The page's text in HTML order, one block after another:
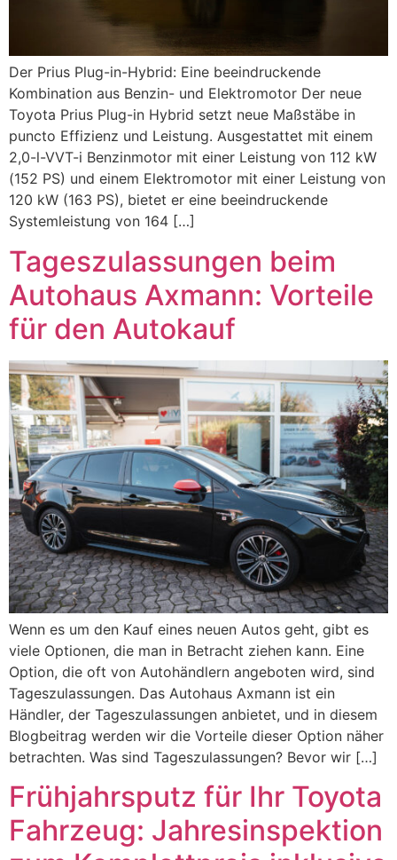
Der Prius Plug-in-Hybrid: Eine beeindruckende
Kombination aus Benzin- und Elektromotor Der neue
Toyota Prius Plug-in Hybrid setzt neue Maßstäbe in
puncto Effizienz und Leistung. Ausgestattet mit einem
2,0-l-VVT-i Benzinmotor mit einer Leistung von 112 kW
(152 PS) und einem Elektromotor mit einer Leistung von
120 kW (163 PS), bietet er eine beeindruckende
Systemleistung von 164 […]
Tageszulassungen beim
Autohaus Axmann: Vorteile
für den Autokauf
Wenn es um den Kauf eines neuen Autos geht, gibt es
viele Optionen, die man in Betracht ziehen kann. Eine
Option, die oft von Autohändlern angeboten wird, sind
Tageszulassungen. Das Autohaus Axmann ist ein
Händler, der Tageszulassungen anbietet, und in diesem
Blogbeitrag werden wir die Vorteile dieser Option näher
betrachten. Was sind Tageszulassungen? Bevor wir […]
Frühjahrsputz für Ihr Toyota
Fahrzeug: Jahresinspektion